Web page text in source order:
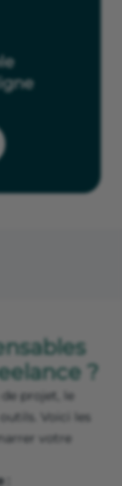
?
projet, le
Voici les
votre